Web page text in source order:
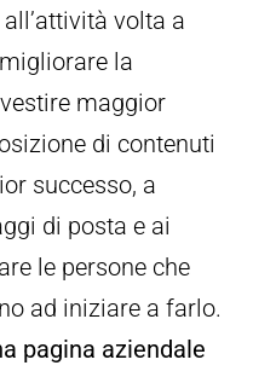
volta a
la
maggior
di contenuti
successo, a
di posta e ai
le persone che
ad iniziare a farlo.
pagina aziendale